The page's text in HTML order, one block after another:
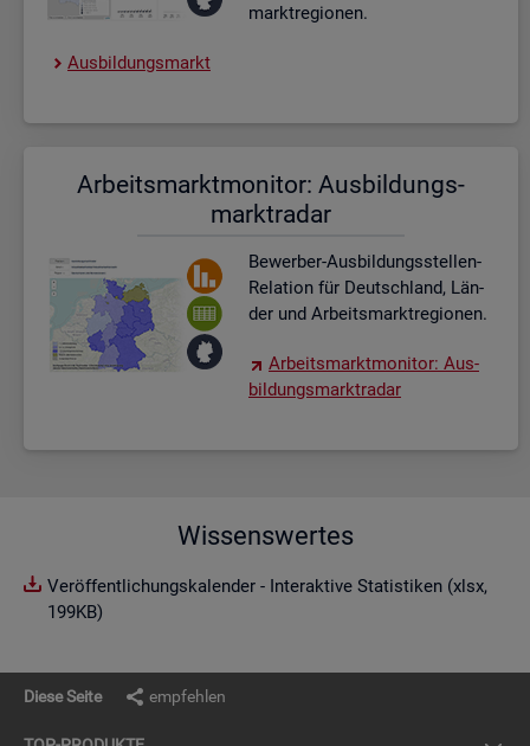
markt­re­gio­nen.
Aus­bil­dungs­markt
Ar­beits­markt­mo­ni­tor: Aus­bil­dungs­
markt­ra­dar
Be­wer­ber-Aus­bil­dungs­stel­len-
Re­la­ti­on für Deutsch­land, Län­
der und Ar­beits­markt­re­gio­nen.
Ar­beits­markt­mo­ni­tor: Aus­
bil­dungs­markt­ra­dar
Wissenswertes
Veröffentlichungskalender - Interaktive Statistiken (xlsx,
199KB)
Diese Seite empfehlen